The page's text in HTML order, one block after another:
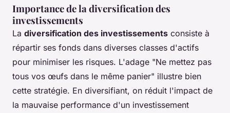
Importance de la diversification des
investissements
La diversification des investissements consiste à
répartir ses fonds dans diverses classes d'actifs
pour minimiser les risques. L'adage "Ne mettez pas
tous vos œufs dans le même panier" illustre bien
cette stratégie. En diversifiant, on réduit l'impact de
la mauvaise performance d'un investissement